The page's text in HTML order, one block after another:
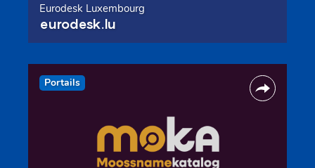
Eurodesk Luxembourg
eurodesk.lu
Portails